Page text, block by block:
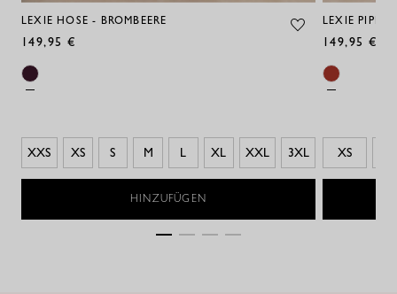
LEXIE HOSE - BROMBEERE
149,95 €
XXS XS S M L XL XXL 3XL
HINZUFÜGEN
LEXIE
149,95 €
XS